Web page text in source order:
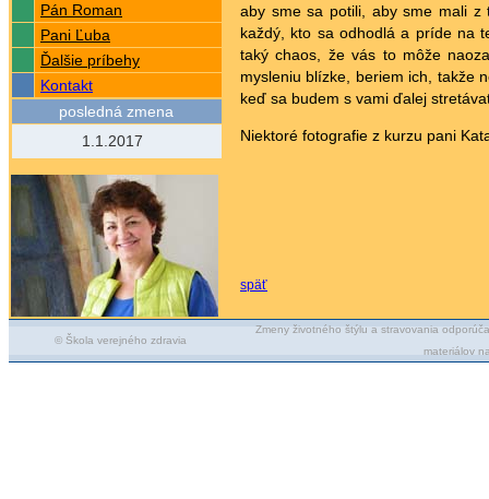
Pán Roman
Pani Ľuba
Ďalšie príbehy
Kontakt
posledná zmena
1.1.2017
aby sme sa potili, aby sme mali
každý, kto sa odhodlá a príde na
taký chaos, že vás to môže
mysleniu blízke, beriem ich, takže
keď sa budem s vami ďalej
Niektoré fotografie z kurzu pani
späť
© Škola verejného zdravia
Zmeny životného štýlu a stravovania
materiálov